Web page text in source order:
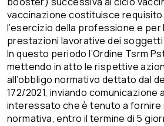
vaccinazione costituisce
l’esercizio della professione e
prestazioni lavorative dei
In questo periodo l’Ordine Tsrm
mettendo in atto le rispettive
all’obbligo normativo dettato dal
172/2021, inviando
interessato che è tenuto a
normativa, entro il termine di 5